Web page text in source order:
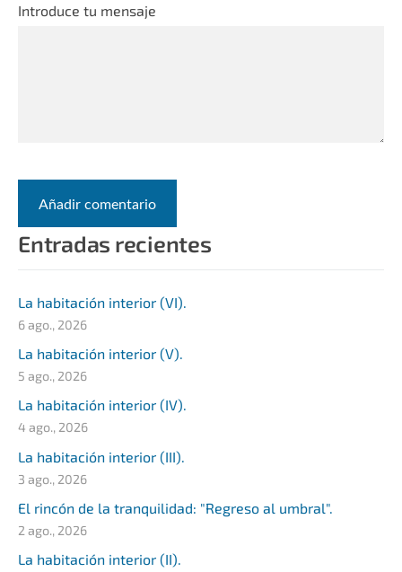
Entradas recientes
La habitación interior (VI).
6 ago., 2026
La habitación interior (V).
5 ago., 2026
La habitación interior (IV).
4 ago., 2026
La habitación interior (III).
3 ago., 2026
El rincón de la tranquilidad: "Regreso al umbral".
2 ago., 2026
La habitación interior (II).
Introduce tu mensaje